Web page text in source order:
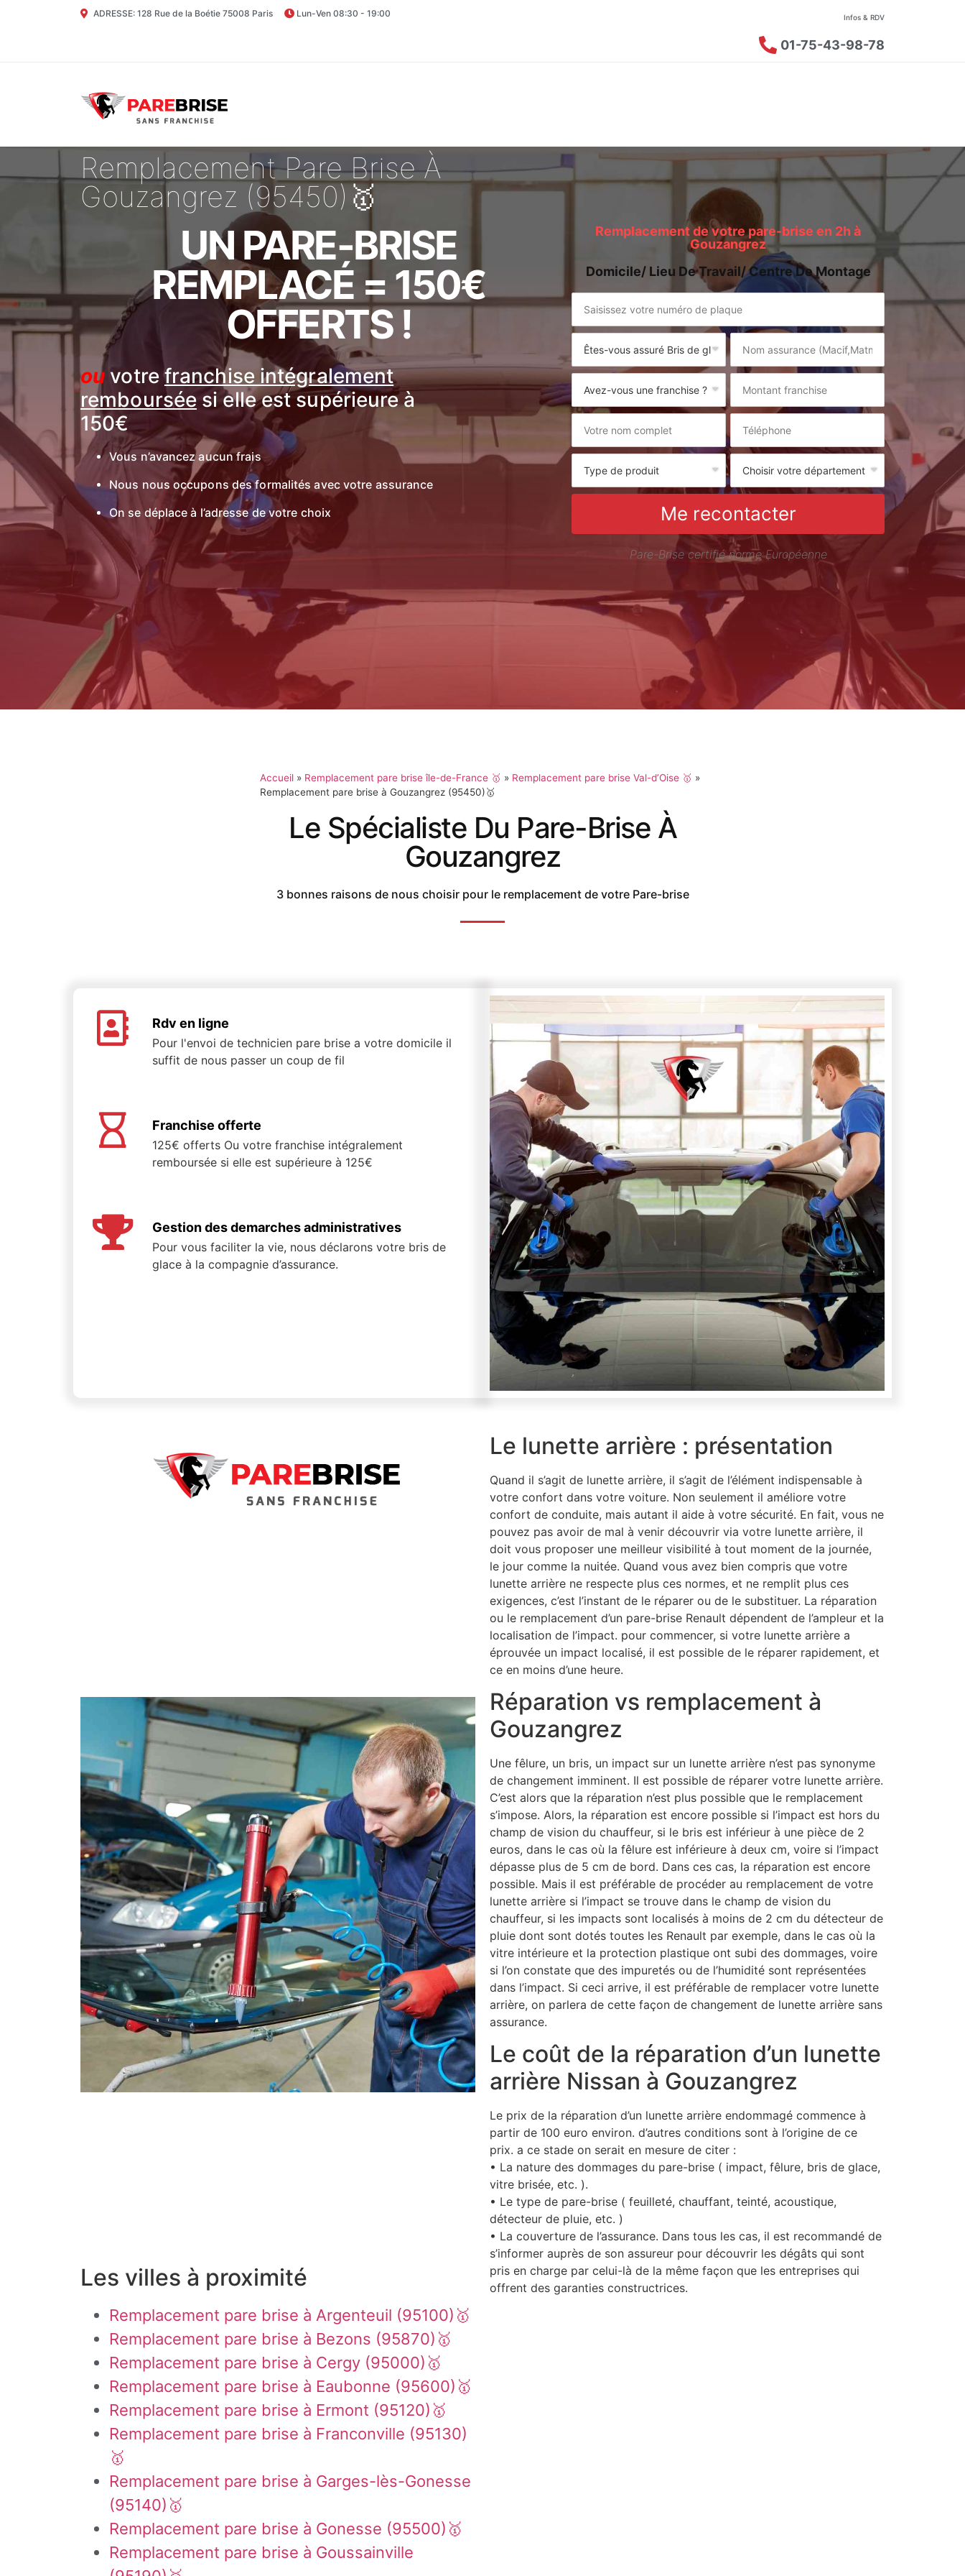
ADRESSE: 128 Rue de la Boétie 75008 Paris Lun-Ven 08:30 - 19:00 Infos & RDV
01-75-43-98-78
Remplacement Pare Brise À
Gouzangrez (95450)🥇
UN PARE-BRISE
REMPLACÉ = 150€
OFFERTS !
ou votrefranchise intégralement
remboursée si elle est supérieure à
150€
Vous n’avancez aucun frais
Nous nous occupons des formalités avec votre assurance
On se déplace à l’adresse de votre choix
Remplacement de votre pare-brise en 2h à
Gouzangrez
Domicile/ Lieu De Travail/ Centre De Montage
Me recontacter
Pare-Brise certifié norme Européenne
Accueil » Remplacement pare brise île-de-France 🥇 » Remplacement pare brise Val-d’Oise 🥇 »
Remplacement pare brise à Gouzangrez (95450)🥇
Le Spécialiste Du Pare-Brise À
Gouzangrez
3 bonnes raisons de nous choisir pour le remplacement de votre Pare-brise
Rdv en ligne
Pour l'envoi de technicien pare brise a votre domicile il
suffit de nous passer un coup de fil
Franchise offerte
125€ offerts Ou votre franchise intégralement
remboursée si elle est supérieure à 125€
Gestion des demarches administratives
Pour vous faciliter la vie, nous déclarons votre bris de
glace à la compagnie d’assurance.
Les villes à proximité
Remplacement pare brise à Argenteuil (95100)🥇
Remplacement pare brise à Bezons (95870)🥇
Remplacement pare brise à Cergy (95000)🥇
Remplacement pare brise à Eaubonne (95600)🥇
Remplacement pare brise à Ermont (95120)🥇
Remplacement pare brise à Franconville (95130)
🥇
Remplacement pare brise à Garges-lès-Gonesse
(95140)🥇
Remplacement pare brise à Gonesse (95500)🥇
Remplacement pare brise à Goussainville
Le lunette arrière : présentation
Quand il s’agit de lunette arrière, il s’agit de l’élément indispensable à
votre confort dans votre voiture. Non seulement il améliore votre
confort de conduite, mais autant il aide à votre sécurité. En fait, vous ne
pouvez pas avoir de mal à venir découvrir via votre lunette arrière, il
doit vous proposer une meilleur visibilité à tout moment de la journée,
le jour comme la nuitée. Quand vous avez bien compris que votre
lunette arrière ne respecte plus ces normes, et ne remplit plus ces
exigences, c’est l’instant de le réparer ou de le substituer. La réparation
ou le remplacement d’un pare-brise Renault dépendent de l’ampleur et la
localisation de l’impact. pour commencer, si votre lunette arrière a
éprouvée un impact localisé, il est possible de le réparer rapidement, et
ce en moins d’une heure.
Réparation vs remplacement à
Gouzangrez
Une fêlure, un bris, un impact sur un lunette arrière n’est pas synonyme
de changement imminent. Il est possible de réparer votre lunette arrière.
C’est alors que la réparation n’est plus possible que le remplacement
s’impose. Alors, la réparation est encore possible si l’impact est hors du
champ de vision du chauffeur, si le bris est inférieur à une pièce de 2
euros, dans le cas où la fêlure est inférieure à deux cm, voire si l’impact
dépasse plus de 5 cm de bord. Dans ces cas, la réparation est encore
possible. Mais il est préférable de procéder au remplacement de votre
lunette arrière si l’impact se trouve dans le champ de vision du
chauffeur, si les impacts sont localisés à moins de 2 cm du détecteur de
pluie dont sont dotés toutes les Renault par exemple, dans le cas où la
vitre intérieure et la protection plastique ont subi des dommages, voire
si l’on constate que des impuretés ou de l’humidité sont représentées
dans l’impact. Si ceci arrive, il est préférable de remplacer votre lunette
arrière, on parlera de cette façon de changement de lunette arrière sans
assurance.
Le coût de la réparation d’un lunette
arrière Nissan à Gouzangrez
Le prix de la réparation d’un lunette arrière endommagé commence à
partir de 100 euro environ. d’autres conditions sont à l’origine de ce
prix. a ce stade on serait en mesure de citer :
• La nature des dommages du pare-brise ( impact, fêlure, bris de glace,
vitre brisée, etc. ).
• Le type de pare-brise ( feuilleté, chauffant, teinté, acoustique,
détecteur de pluie, etc. )
• La couverture de l’assurance. Dans tous les cas, il est recommandé de
s’informer auprès de son assureur pour découvrir les dégâts qui sont
pris en charge par celui-là de la même façon que les entreprises qui
offrent des garanties constructrices.